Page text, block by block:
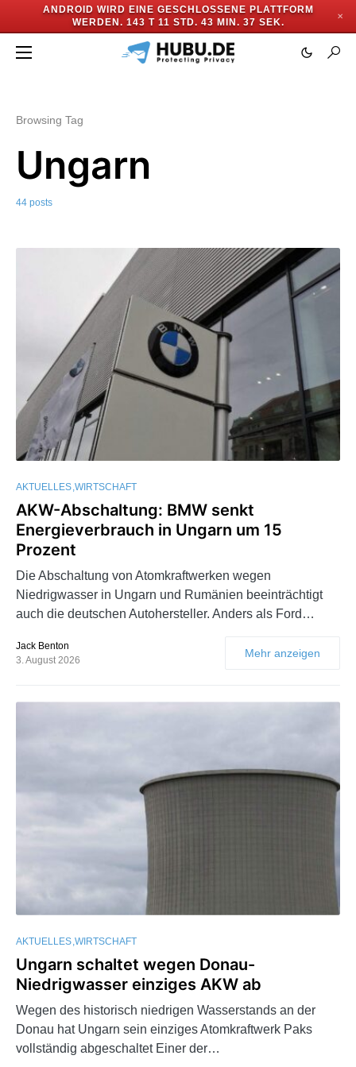
ANDROID WIRD EINE GESCHLOSSENE PLATTFORM
WERDEN. 143 T 11 STD. 43 MIN. 34 SEK.
✕
Browsing Tag
Ungarn
44 posts
AKTUELLES WIRTSCHAFT
AKW-Abschaltung: BMW senkt
Energieverbrauch in Ungarn um 15
Prozent
Die Abschaltung von Atomkraftwerken wegen
Niedrigwasser in Ungarn und Rumänien beeinträchtigt
auch die deutschen Autohersteller. Anders als Ford…
Jack Benton
3. August 2026
Mehr anzeigen
AKTUELLES WIRTSCHAFT
Ungarn schaltet wegen Donau-
Niedrigwasser einziges AKW ab
Wegen des historisch niedrigen Wasserstands an der
Donau hat Ungarn sein einziges Atomkraftwerk Paks
vollständig abgeschaltet Einer der…